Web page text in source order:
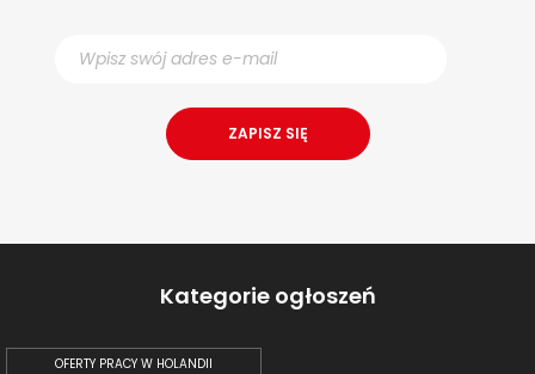
Kategorie ogłoszeń
OFERTY PRACY W HOLANDII